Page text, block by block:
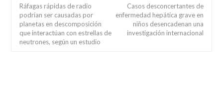
Ráfagas rápidas de radio
podrían ser causadas por
planetas en descomposición
que interactúan con estrellas de
neutrones, según un estudio
Casos desconcertantes de
enfermedad hepática grave en
niños desencadenan una
investigación internacional